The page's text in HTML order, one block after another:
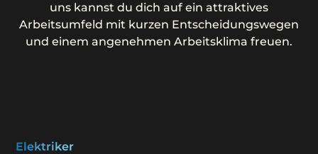
uns kannst du dich auf ein attraktives
Arbeitsumfeld mit kurzen Entscheidungswegen
und einem angenehmen Arbeitsklima freuen.
Elektriker